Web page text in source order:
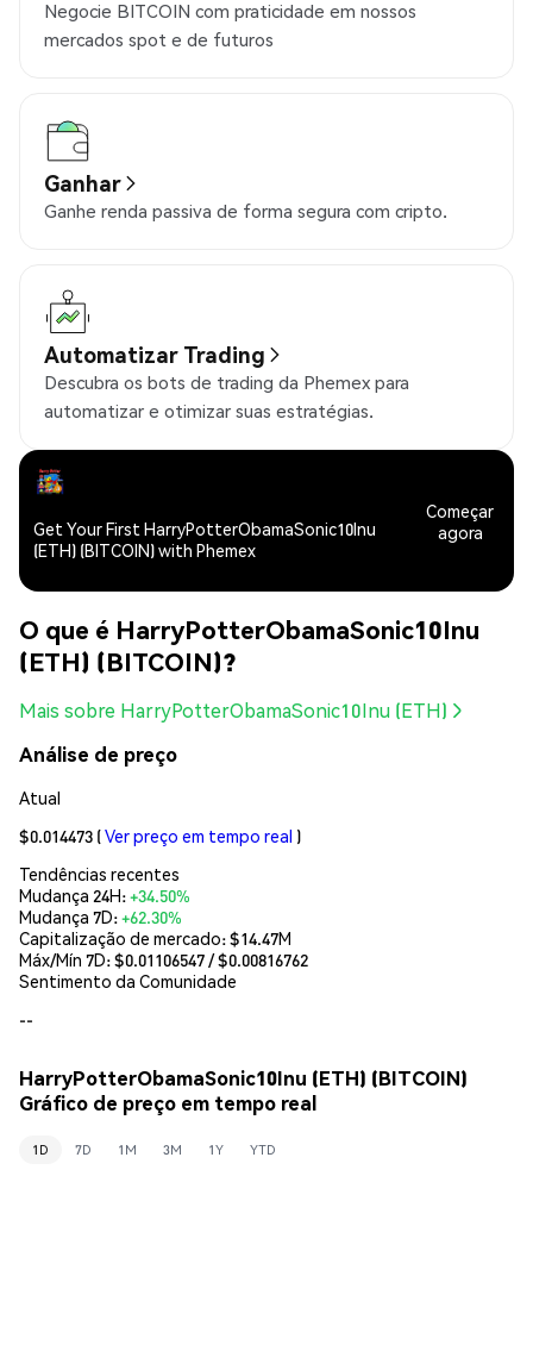
Negocie BITCOIN com praticidade em nossos
mercados spot e de futuros
Ganhar
Ganhe renda passiva de forma segura com cripto.
Automatizar Trading
Descubra os bots de trading da Phemex para
automatizar e otimizar suas estratégias.
Get Your First HarryPotterObamaSonic10Inu
(ETH) (BITCOIN) with Phemex
Começar
agora
O que é HarryPotterObamaSonic10Inu
(ETH) (BITCOIN)?
Mais sobre HarryPotterObamaSonic10Inu (ETH)
Análise de preço
Atual
$0.014473 (Ver preço em tempo real )
Tendências recentes
Mudança 24H:+34.50%
Mudança 7D:+62.30%
Capitalização de mercado:$14.47M
Máx/Mín 7D: $0.01106547/ $0.00816762
Sentimento da Comunidade
--
HarryPotterObamaSonic10Inu (ETH) (BITCOIN)
Gráfico de preço em tempo real
1D 7D 1M 3M 1Y YTD